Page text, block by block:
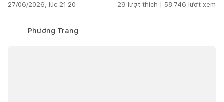
27/06/2026, lúc 21:20 29 lượt thích | 58.746 lượt xem
Phương Trang